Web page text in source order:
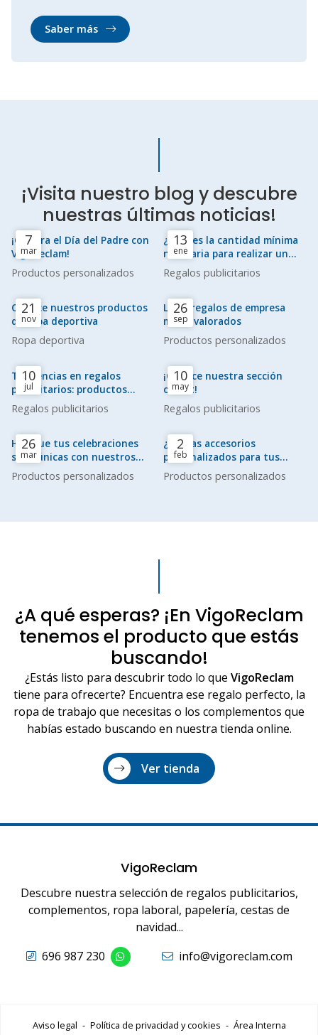
Saber más
¡Visita nuestro blog y descubre
nuestras últimas noticias!
7
mar
¡Celebra el Día del Padre con
VigoReclam!
Productos personalizados
13
ene
¿Cuál es la cantidad mínima
necesaria para realizar un
pedido de regalos
publicitarios?
Regalos publicitarios
21
nov
Conoce nuestros productos
de ropa deportiva
Ropa deportiva
26
sep
Los 5 regalos de empresa
mejor valorados
Productos personalizados
10
jul
Tendencias en regalos
publicitarios: productos
innovadores y emergentes
Regalos publicitarios
10
may
¡Conoce nuestra sección
outlet!
Regalos publicitarios
26
mar
Haz que tus celebraciones
sean únicas con nuestros
productos para eventos
Productos personalizados
2
feb
¿Buscas accesorios
personalizados para tus
mascotas? ¡Tenemos la
solución!
Productos personalizados
¿A qué esperas? ¡En VigoReclam
tenemos el producto que estás
buscando!
¿Estás listo para descubrir todo lo que VigoReclam
tiene para ofrecerte? Encuentra ese regalo perfecto, la
ropa de trabajo que necesitas o los complementos que
habías estado buscando en nuestra tienda online.
Ver tienda
VigoReclam
Descubre nuestra selección de regalos publicitarios,
complementos, ropa laboral, papelería, cestas de
navidad...
696 987 230
info@vigoreclam.com
Aviso legal - Política de privacidad y cookies - Área Interna